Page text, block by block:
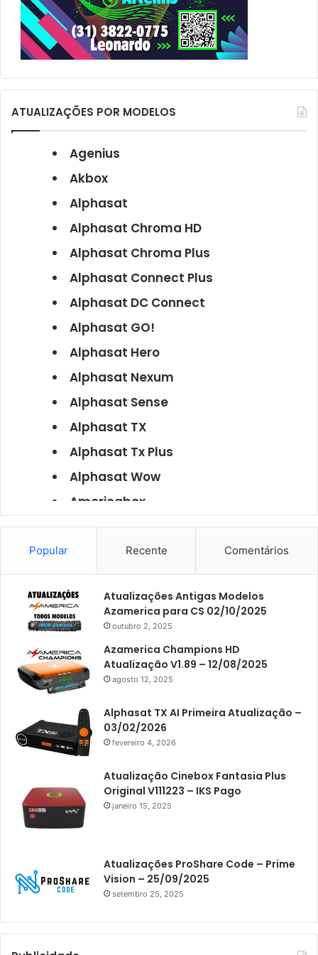
ATUALIZAÇÕES POR MODELOS
Agenius
Akbox
Alphasat
Alphasat Chroma HD
Alphasat Chroma Plus
Alphasat Connect Plus
Alphasat DC Connect
Alphasat GO!
Alphasat Hero
Alphasat Nexum
Alphasat Sense
Alphasat TX
Alphasat Tx Plus
Alphasat Wow
Americabox
Americabox S101
Americabox S105
Americabox S105 Plus
Americabox S205
Americabox S205 Plus
Americabox S305 Plus
Artcom
Athomics
Athomics Eon
Athomics i3
Athomics i3 Bold
Athomics Inspire Qi
Athomics Inspire Qi Lite
Athomics S3
Athomics T3
Atto
Popular Recente Comentários
Atualizações Antigas Modelos
Azamerica para CS 02/10/2025
outubro 2, 2025
Azamerica Champions HD
Atualização V1.89 – 12/08/2025
agosto 12, 2025
Alphasat TX AI Primeira Atualização –
03/02/2026
fevereiro 4, 2026
Atualização Cinebox Fantasia Plus
Original V111223 – IKS Pago
janeiro 15, 2025
Atualizações ProShare Code – Prime
Vision – 25/09/2025
setembro 25, 2025